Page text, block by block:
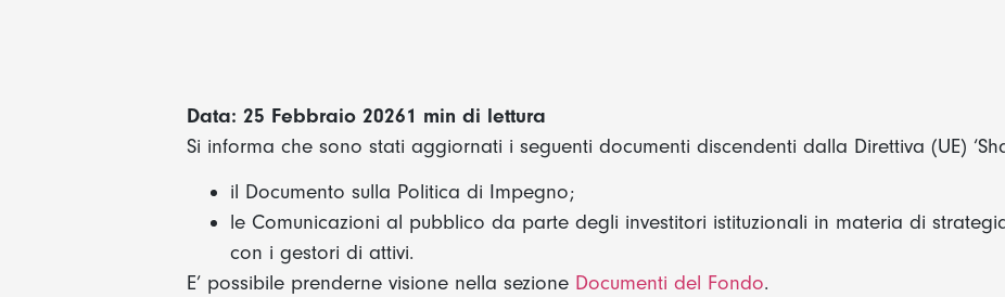
Data: 25 Febbraio 20261 min di lettura
Si informa che sono stati aggiornati i seguenti documenti discendenti dalla Direttiva (UE)
il Documento sulla Politica di Impegno;
le Comunicazioni al pubblico da parte degli investitori istituzionali in materia di
con i gestori di attivi.
E’ possibile prenderne visione nella sezione Documenti del Fondo.